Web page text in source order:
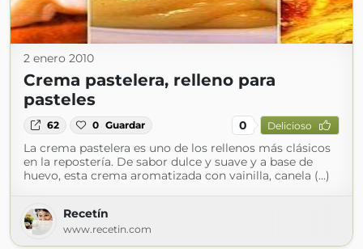
2 enero 2010
Crema pastelera, relleno para
pasteles
62 0 Guardar 0 Delicioso
La crema pastelera es uno de los rellenos más clásicos
en la repostería. De sabor dulce y suave y a base de
huevo, esta crema aromatizada con vainilla, canela (...)
Recetín
www.recetin.com